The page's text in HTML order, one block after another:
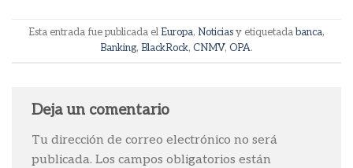
Esta entrada fue publicada el Europa, Noticiasy etiquetadabanca,
Banking, BlackRock, CNMV, OPA.
Deja un comentario
Tu dirección de correo electrónico no será
publicada. Los campos obligatorios están